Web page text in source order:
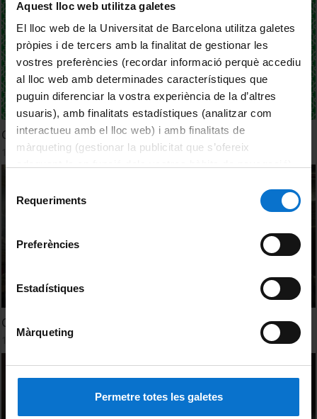
Aquest lloc web utilitza galetes
El lloc web de la Universitat de Barcelona utilitza galetes
pròpies i de tercers amb la finalitat de gestionar les
vostres preferències (recordar informació perquè accediu
al lloc web amb determinades característiques que
puguin diferenciar la vostra experiència de la d’altres
usuaris), amb finalitats estadístiques (analitzar com
interactueu amb el lloc web) i amb finalitats de
màrqueting (gestionar la publicitat que s’ofereix
consultar laPolítica de galetes del lloc web de la
Requeriments
Preferències
Estadístiques
Màrqueting
Permetre totes les galetes
Concert de Nadal 2024
11 desembre, 2024
Concert de Nadal 2023
12 desembre, 2023